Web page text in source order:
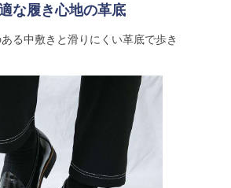
な履き心地の革底
る中敷きと滑りにくい革底で歩き